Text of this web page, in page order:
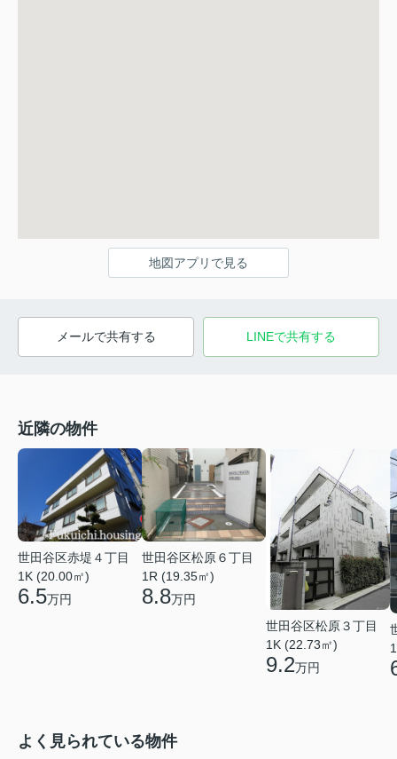
地図アプリで見る
メールで共有する LINEで共有する
近隣の物件
世田谷区赤堤４丁目
1K (20.00㎡)
6.5万円
世田谷区松原６丁目
1R (19.35㎡)
8.8万円
世田谷区松原３丁目
1K (22.73㎡)
9.2万円
よく見られている物件